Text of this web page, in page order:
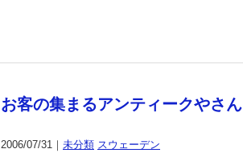
お客の集まるアンティークやさん
2006/07/31｜ 未分類 スウェーデン